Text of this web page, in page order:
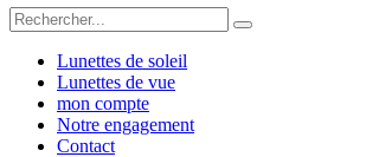
Lunettes de soleil
Lunettes de vue
mon compte
Notre engagement
Contact